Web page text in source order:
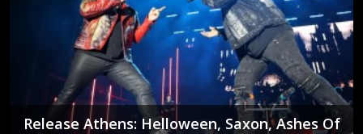
Release Athens: Helloween, Saxon, Ashes Of